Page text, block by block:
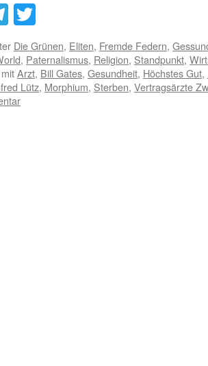
Telegram
Die Grünen, Eliten, Fremde Federn,
, Paternalismus, Religion, Standpunkt,
Arzt, Bill Gates, Gesundheit, Höchstes Gut,
Lütz, Morphium, Sterben, Vertragsärzte